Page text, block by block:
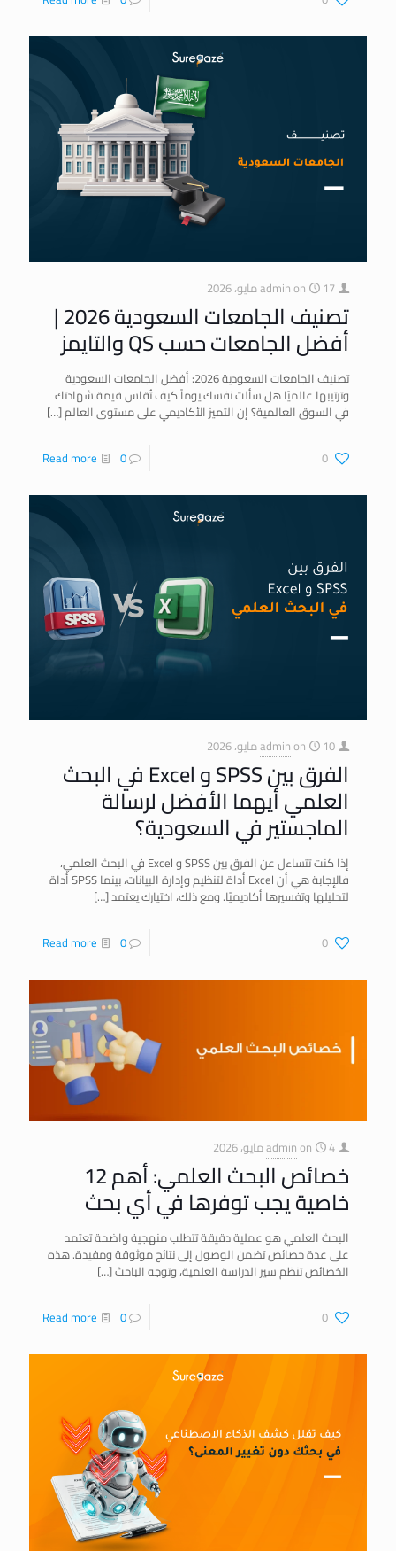
adminon 17 مايو، 2026
تصنيف الجامعات السعودية 2026 |
أفضل الجامعات حسب QS والتايمز
تصنيف الجامعات السعودية 2026: أفضل الجامعات السعودية
وترتيبها عالميًا هل سألت نفسك يوماً كيف تُقاس قيمة شهادتك
في السوق العالمية؟ إن التميز الأكاديمي على مستوى العالم[…]
0
0
Read more
adminon 10 مايو، 2026
الفرق بين SPSS و Excel في البحث
العلمي أيهما الأفضل لرسالة
الماجستير في السعودية؟
إذا كنت تتساءل عن الفرق بين SPSS و Excel في البحث العلمي،
فالإجابة هي أن Excel أداة لتنظيم وإدارة البيانات، بينما SPSS أداة
لتحليلها وتفسيرها أكاديميًا. ومع ذلك، اختيارك يعتمد[…]
0
0
Read more
adminon 4 مايو، 2026
خصائص البحث العلمي: أهم 12
خاصية يجب توفرها في أي بحث
البحث العلمي هو عملية دقيقة تتطلب منهجية واضحة تعتمد
على عدة خصائص تضمن الوصول إلى نتائج موثوقة ومفيدة. هذه
الخصائص تنظم سير الدراسة العلمية، وتوجه الباحث[…]
0
0
Read more